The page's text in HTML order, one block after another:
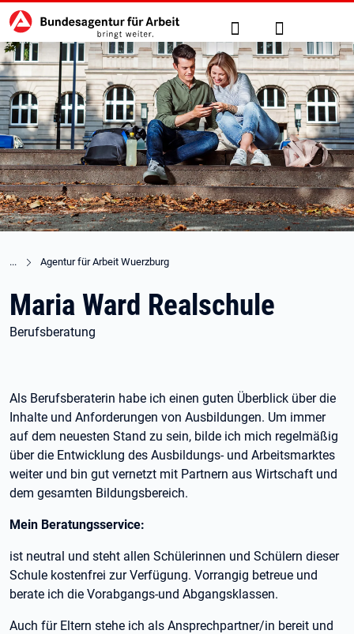
zu den Hauptinhalten springen
Hauptnavigation Suche Anmelden
Agentur für Arbeit Wuerzburg
Maria Ward Realschule
Berufsberatung
Als Berufsberaterin habe ich einen guten Überblick über die
Inhalte und Anforderungen von Ausbildungen. Um immer
auf dem neuesten Stand zu sein, bilde ich mich regelmäßig
über die Entwicklung des Ausbildungs- und Arbeitsmarktes
weiter und bin gut vernetzt mit Partnern aus Wirtschaft und
dem gesamten Bildungsbereich.
Mein Beratungsservice:
ist neutral und steht allen Schülerinnen und Schülern dieser
Schule kostenfrei zur Verfügung. Vorrangig betreue und
berate ich die Vorabgangs-und Abgangsklassen.
Auch für Eltern stehe ich als Ansprechpartner/in bereit und